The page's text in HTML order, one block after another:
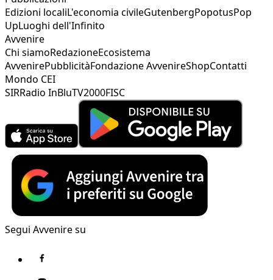
Edizioni localiL'economia civileGutenbergPopotusPop
UpLuoghi dell'Infinito
Avvenire
Chi siamoRedazioneEcosistema
AvvenirePubblicitàFondazione AvvenireShopContatti
Mondo CEI
SIRRadio InBluTV2000FISC
Segui Avvenire su